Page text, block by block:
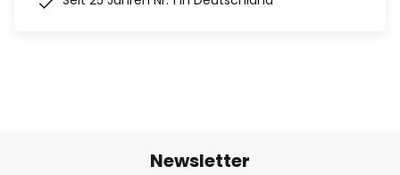
Newsletter